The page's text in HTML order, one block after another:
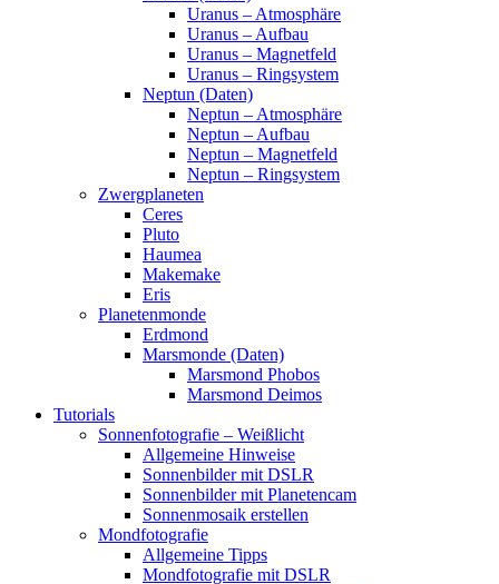
Uranus – Atmosphäre
Uranus – Aufbau
Uranus – Magnetfeld
Uranus – Ringsystem
Neptun (Daten)
Neptun – Atmosphäre
Neptun – Aufbau
Neptun – Magnetfeld
Neptun – Ringsystem
Zwergplaneten
Ceres
Pluto
Haumea
Makemake
Eris
Planetenmonde
Erdmond
Marsmonde (Daten)
Marsmond Phobos
Marsmond Deimos
Tutorials
Sonnenfotografie – Weißlicht
Allgemeine Hinweise
Sonnenbilder mit DSLR
Sonnenbilder mit Planetencam
Sonnenmosaik erstellen
Mondfotografie
Allgemeine Tipps
Mondfotografie mit DSLR